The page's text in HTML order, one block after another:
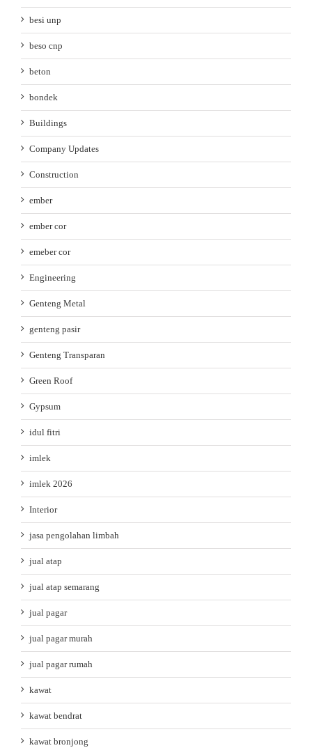
besi unp
beso cnp
beton
bondek
Buildings
Company Updates
Construction
ember
ember cor
emeber cor
Engineering
Genteng Metal
genteng pasir
Genteng Transparan
Green Roof
Gypsum
idul fitri
imlek
imlek 2026
Interior
jasa pengolahan limbah
jual atap
jual atap semarang
jual pagar
jual pagar murah
jual pagar rumah
kawat
kawat bendrat
kawat bronjong